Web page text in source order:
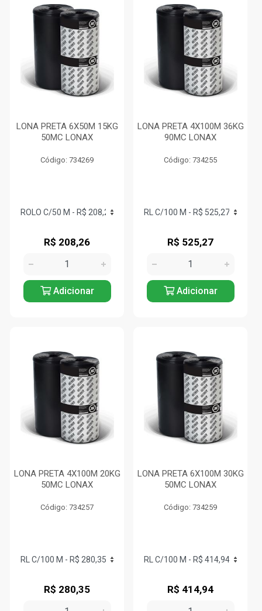
LONA PRETA 6X50M 15KG
50MC LONAX
Código: 734269
R$ 208,26
Adicionar
LONA PRETA 4X100M 36KG
90MC LONAX
Código: 734255
R$ 525,27
Adicionar
LONA PRETA 4X100M 20KG
50MC LONAX
Código: 734257
R$ 280,35
LONA PRETA 6X100M 30KG
50MC LONAX
Código: 734259
R$ 414,94